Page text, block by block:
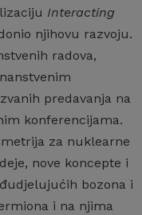
Interacting
njihovu razvoju.
radova,
predavanja na
konferencijama.
za nuklearne
nove koncepte i
bozona i
i na njima